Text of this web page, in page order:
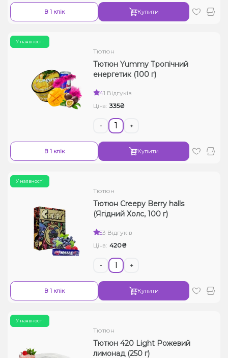
В 1 клік Купити
У наявності
Тютюн
Тютюн Yummy Тропічний
енергетик (100 г)
41 Відгуків
Ціна: 335₴
- +
В 1 клік Купити
У наявності
Тютюн
Тютюн Creepy Berry halls
(Ягідний Холс, 100 г)
53 Відгуків
Ціна: 420₴
- +
В 1 клік Купити
У наявності
Тютюн
Тютюн 420 Light Рожевий
лимонад (250 г)